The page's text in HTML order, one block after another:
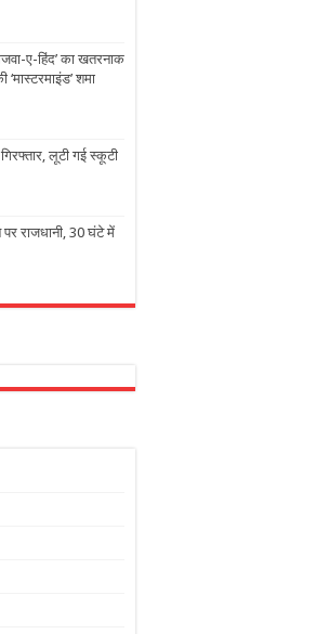
ए-हिंद’ का खतरनाक
शमा
लूटी गई स्कूटी
राजधानी, 30 घंटे में